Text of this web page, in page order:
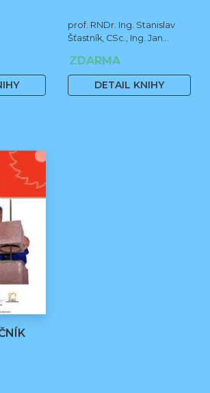
prof. RNDr. Ing. Stanislav
Šťastník, CSc., Ing. Jan
Stehno
ZDARMA
DETAIL KNIHY